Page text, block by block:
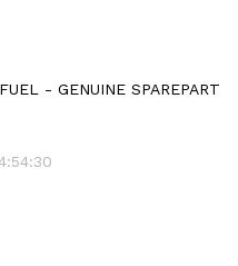
- GENUINE SPAREPART